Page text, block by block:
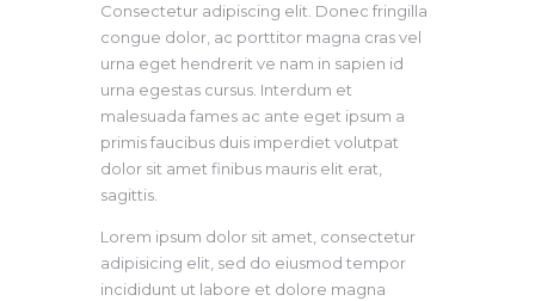
Consectetur adipiscing elit. Donec fringilla
congue dolor, ac porttitor magna cras vel
urna eget hendrerit ve nam in sapien id
urna egestas cursus. Interdum et
malesuada fames ac ante eget ipsum a
primis faucibus duis imperdiet volutpat
dolor sit amet finibus mauris elit erat,
sagittis.
Lorem ipsum dolor sit amet, consectetur
adipisicing elit, sed do eiusmod tempor
incididunt ut labore et dolore magna